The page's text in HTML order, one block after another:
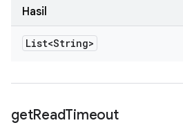
Hasil
List<String>
getReadTimeout